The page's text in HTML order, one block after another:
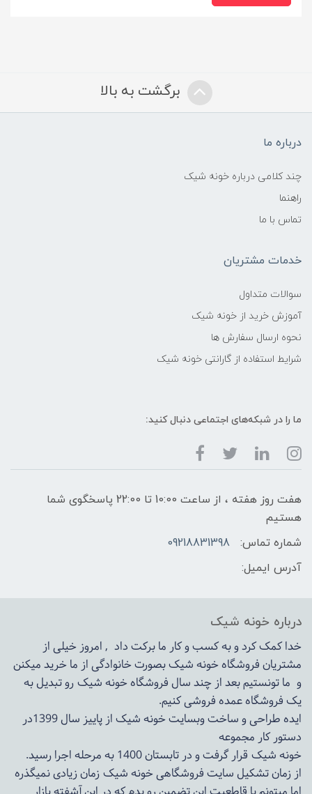
برگشت به بالا
درباره ما
چند کلامی درباره خونه شیک
راهنما
تماس با ما
خدمات مشتریان
سوالات متداول
آموزش خرید از خونه شیک
نحوه ارسال سفارش ها
شرایط استفاده از گارانتی خونه شیک
ما را در شبکه‌های اجتماعی دنبال کنید:
هفت روز هفته ، از ساعت 10:00 تا 22:00 پاسخگوی شما
هستیم
شماره تماس:
09218831398
آدرس ایمیل:
درباره خونه شیک
خدا کمک کرد و به کسب و کار ما برکت داد , امروز خیلی از
مشتریان فروشگاه خونه شیک بصورت خانوادگی از ما خرید میکنن
و ما تونستیم بعد از چند سال فروشگاهخونه شیکرو تبدیل به
یک فروشگاه عمده فروشی کنیم.
ایده طراحی و ساخت وبسایت خونه شیک از پاییز سال 1399در
دستور کار مجموعه
خونه شیک قرار گرفت و در تابستان 1400 به مرحله اجرا رسید.
از زمان تشکیل سایت فروشگاهیخونه شیکزمان زیادی نمیگذره